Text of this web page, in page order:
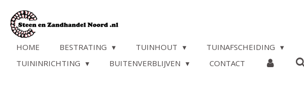
direct
naar
HOME BESTRATING TUINHOUT TUINAFSCHEIDING
TUININRICHTING
BUITENVERBLIJVEN CONTACT